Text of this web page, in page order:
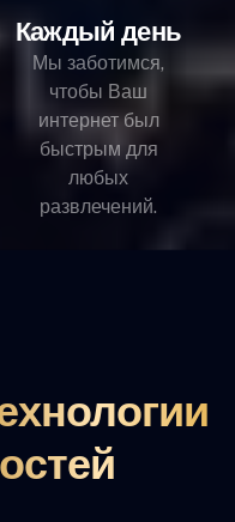
Каждый день
Мы заботимся,
чтобы Ваш
интернет был
быстрым для
любых
развлечений.